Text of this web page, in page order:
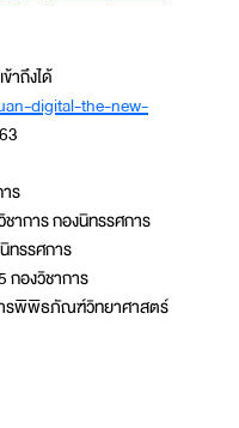
าถึงได้
digital-the-new-
ร
าการ กองนิทรรศการ
รรศการ
องวิชาการ
รพิพิธภัณฑ์วิทยาศาสตร์